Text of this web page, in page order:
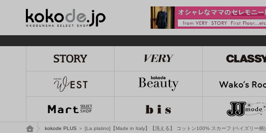
トップページ
kokode PLUS ＞ [La platino]【Made in Italy】【洗える】 コットン100% スカーフ (ペイズリー柄)